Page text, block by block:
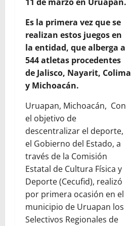
Es la primera vez que se
realizan estos juegos en
la entidad, que alberga a
544 atletas procedentes
de Jalisco, Nayarit, Colima
y Michoacán.
Uruapan, Michoacán, Con
el objetivo de
descentralizar el deporte,
el Gobierno del Estado, a
través de la Comisión
Estatal de Cultura Física y
Deporte (Cecufid), realizó
por primera ocasión en el
municipio de Uruapan los
Selectivos Regionales de